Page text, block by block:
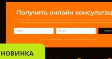
НОВИНКА